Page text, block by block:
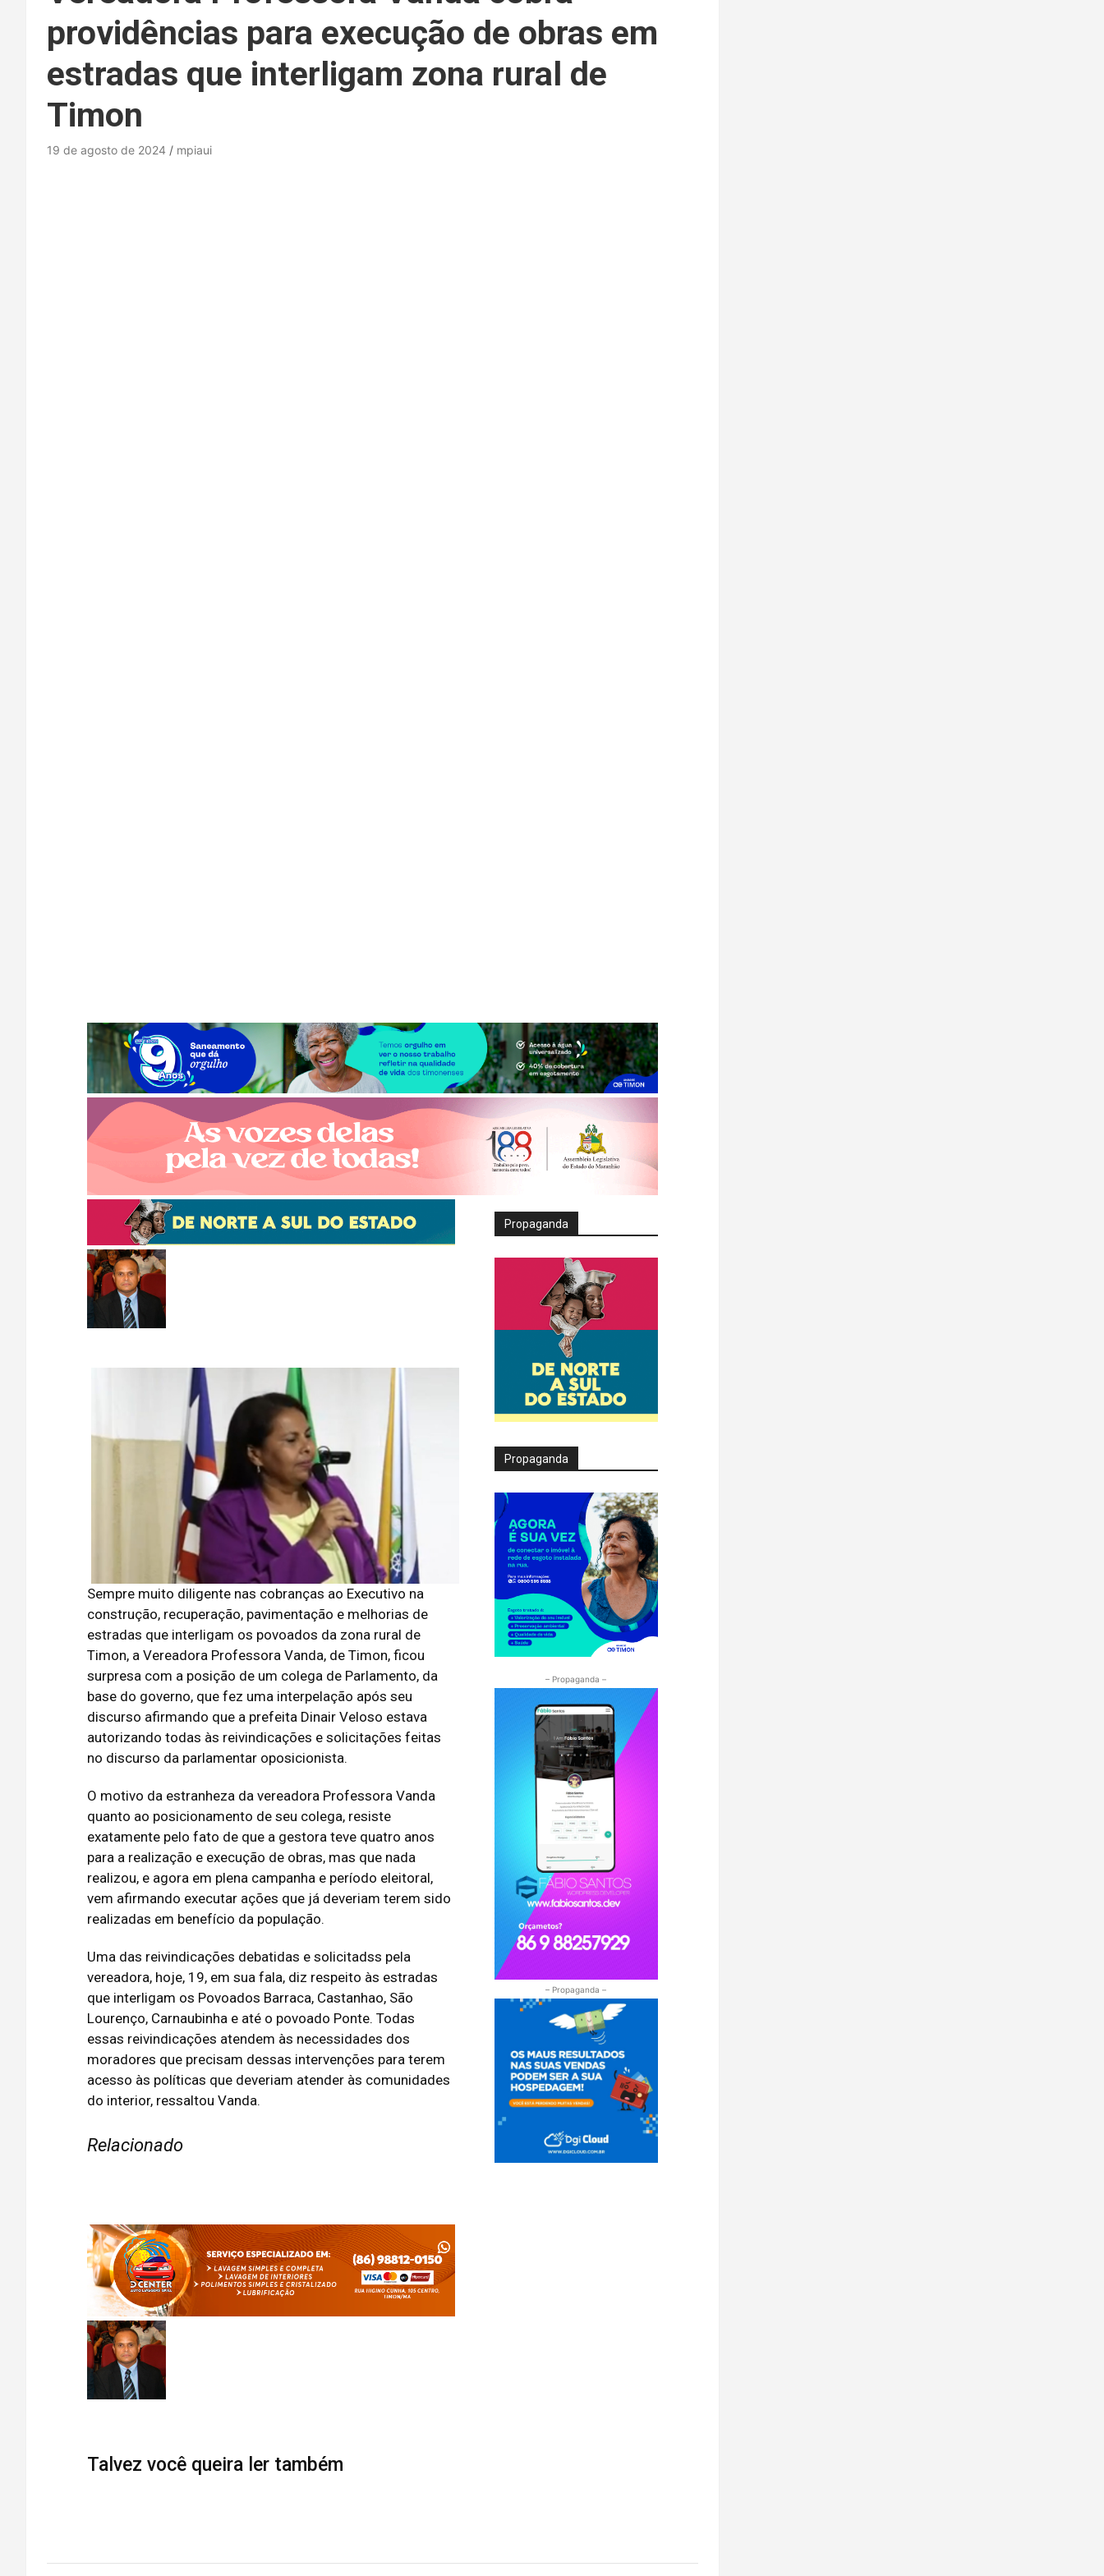
providências para execução de obras em
estradas que interligam zona rural de
Timon
19 de agosto de 2024 mpiaui
Sempre muito diligente nas cobranças ao Executivo na
construção, recuperação, pavimentação e melhorias de
estradas que interligam os povoados da zona rural de
Timon, a Vereadora Professora Vanda, de Timon, ficou
surpresa com a posição de um colega de Parlamento, da
base do governo, que fez uma interpelação após seu
discurso afirmando que a prefeita Dinair Veloso estava
autorizando todas às reivindicações e solicitações feitas
no discurso da parlamentar oposicionista.
O motivo da estranheza da vereadora Professora Vanda
quanto ao posicionamento de seu colega, resiste
exatamente pelo fato de que a gestora teve quatro anos
para a realização e execução de obras, mas que nada
realizou, e agora em plena campanha e período eleitoral,
vem afirmando executar ações que já deveriam terem sido
realizadas em benefício da população.
Uma das reivindicações debatidas e solicitadss pela
vereadora, hoje, 19, em sua fala, diz respeito às estradas
que interligam os Povoados Barraca, Castanhao, São
Lourenço, Carnaubinha e até o povoado Ponte. Todas
essas reivindicações atendem às necessidades dos
moradores que precisam dessas intervenções para terem
acesso às políticas que deveriam atender às comunidades
do interior, ressaltou Vanda.
Relacionado
Talvez você queira ler também
Propaganda
Propaganda
– Propaganda –
– Propaganda –